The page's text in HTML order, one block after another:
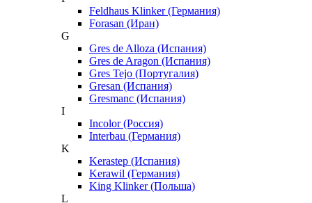
Feldhaus Klinker (Германия)
Forasan (Иран)
G
Gres de Alloza (Испания)
Gres de Aragon (Испания)
Gres Tejo (Португалия)
Gresan (Испания)
Gresmanc (Испания)
I
Incolor (Россия)
Interbau (Германия)
K
Kerastep (Испания)
Kerawil (Германия)
King Klinker (Польша)
L